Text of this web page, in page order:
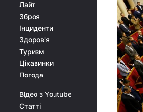
Лайт
Зброя
Інциденти
Здоров'я
Туризм
Цікавинки
Погода
Відео з Youtube
Статті